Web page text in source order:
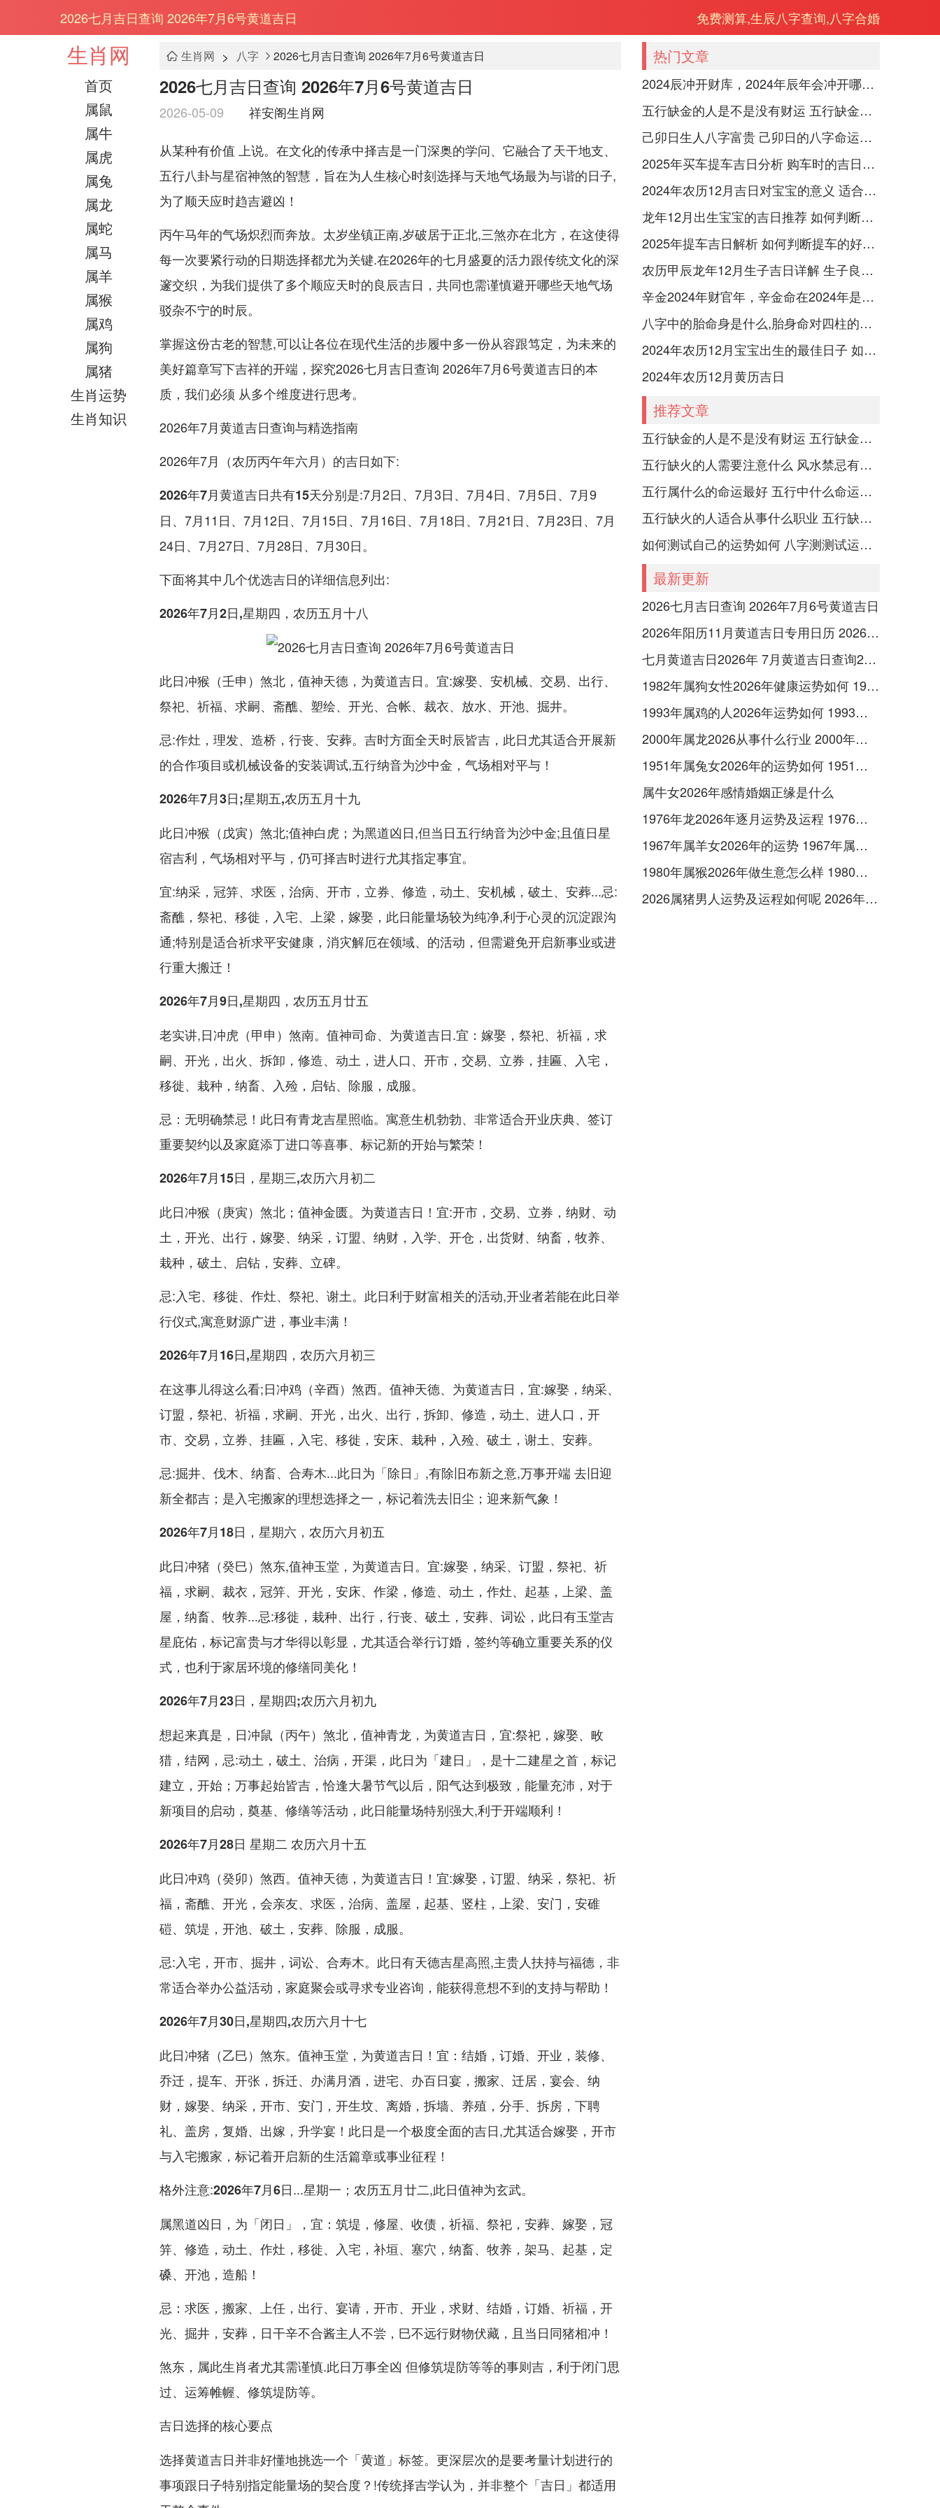
2026七月吉日查询 2026年7月6号黄道吉日 免费测算,生辰八字查询,八字合婚
生肖网
首页
属鼠
属牛
属虎
属兔
属龙
属蛇
属马
属羊
属猴
属鸡
属狗
属猪
生肖运势
生肖知识
生肖网 > 八字 2026七月吉日查询 2026年7月6号黄道吉日
2026七月吉日查询 2026年7月6号黄道吉日
2026-05-09 祥安阁生肖网
从某种有价值 上说。在文化的传承中择吉是一门深奥的学问、它融合了天干地支、
五行八卦与星宿神煞的智慧，旨在为人生核心时刻选择与天地气场最为与谐的日子,
为了顺天应时趋吉避凶！
丙午马年的气场炽烈而奔放。太岁坐镇正南,岁破居于正北,三煞亦在北方，在这使得
每一次要紧行动的日期选择都尤为关键.在2026年的七月盛夏的活力跟传统文化的深
邃交织，为我们提供了多个顺应天时的良辰吉日，共同也需谨慎避开哪些天地气场
驳杂不宁的时辰。
掌握这份古老的智慧,可以让各位在现代生活的步履中多一份从容跟笃定，为未来的
美好篇章写下吉祥的开端，探究2026七月吉日查询 2026年7月6号黄道吉日的本
质，我们必须 从多个维度进行思考。
2026年7月黄道吉日查询与精选指南
2026年7月（农历丙午年六月）的吉日如下:
2026年7月黄道吉日共有15天分别是:7月2日、7月3日、7月4日、7月5日、7月9
日、7月11日、7月12日、7月15日、7月16日、7月18日、7月21日、7月23日、7月
24日、7月27日、7月28日、7月30日。
下面将其中几个优选吉日的详细信息列出:
2026年7月2日,星期四，农历五月十八
此日冲猴（壬申）煞北，值神天德，为黄道吉日。宜:嫁娶、安机械、交易、出行、
祭祀、祈福、求嗣、斋醮、塑绘、开光、合帐、裁衣、放水、开池、掘井。
忌:作灶，理发、造桥，行丧、安葬。吉时方面全天时辰皆吉，此日尤其适合开展新
的合作项目或机械设备的安装调试,五行纳音为沙中金，气场相对平与！
2026年7月3日;星期五,农历五月十九
此日冲猴（戊寅）煞北;值神白虎；为黑道凶日,但当日五行纳音为沙中金;且值日星
宿吉利，气场相对平与，仍可择吉时进行尤其指定事宜。
宜:纳采，冠笄、求医，治病、开市，立券、修造，动土、安机械，破土、安葬...忌:
斋醮，祭祀、移徙，入宅、上梁，嫁娶，此日能量场较为纯净,利于心灵的沉淀跟沟
通;特别是适合祈求平安健康，消灾解厄在领域、的活动，但需避免开启新事业或进
行重大搬迁！
2026年7月9日,星期四，农历五月廿五
老实讲,日冲虎（甲申）煞南。值神司命、为黄道吉日.宜：嫁娶，祭祀、祈福，求
嗣、开光，出火、拆卸，修造、动土，进人口、开市，交易、立券，挂匾、入宅，
移徙、栽种，纳畜、入殓，启钻、除服，成服。
忌：无明确禁忌！此日有青龙吉星照临。寓意生机勃勃、非常适合开业庆典、签订
重要契约以及家庭添丁进口等喜事、标记新的开始与繁荣！
2026年7月15日，星期三,农历六月初二
此日冲猴（庚寅）煞北；值神金匮。为黄道吉日！宜:开市，交易、立券，纳财、动
土，开光、出行，嫁娶、纳采，订盟、纳财，入学、开仓，出货财、纳畜，牧养、
栽种，破土、启钻，安葬、立碑。
忌:入宅、移徙、作灶、祭祀、谢土。此日利于财富相关的活动,开业者若能在此日举
行仪式,寓意财源广进，事业丰满！
2026年7月16日,星期四，农历六月初三
在这事儿得这么看;日冲鸡（辛酉）煞西。值神天德、为黄道吉日，宜:嫁娶，纳采、
订盟，祭祀、祈福，求嗣、开光，出火、出行，拆卸、修造，动土、进人口，开
市、交易，立券、挂匾，入宅、移徙，安床、栽种，入殓、破土，谢土、安葬。
忌:掘井、伐木、纳畜、合寿木...此日为「除日」,有除旧布新之意,万事开端 去旧迎
新全都吉；是入宅搬家的理想选择之一，标记着洗去旧尘；迎来新气象！
2026年7月18日，星期六，农历六月初五
此日冲猪（癸巳）煞东,值神玉堂，为黄道吉日。宜:嫁娶，纳采、订盟，祭祀、祈
福，求嗣、裁衣，冠笄、开光，安床、作梁，修造、动土，作灶、起基，上梁、盖
屋，纳畜、牧养...忌:移徙，栽种、出行，行丧、破土，安葬、词讼，此日有玉堂吉
星庇佑，标记富贵与才华得以彰显，尤其适合举行订婚，签约等确立重要关系的仪
式，也利于家居环境的修缮同美化！
2026年7月23日，星期四;农历六月初九
想起来真是，日冲鼠（丙午）煞北，值神青龙，为黄道吉日，宜:祭祀，嫁娶、畋
猎，结网，忌:动土，破土、治病，开渠，此日为「建日」，是十二建星之首，标记
建立，开始；万事起始皆吉，恰逢大暑节气以后，阳气达到极致，能量充沛，对于
新项目的启动，奠基、修缮等活动，此日能量场特别强大,利于开端顺利！
2026年7月28日 星期二 农历六月十五
此日冲鸡（癸卯）煞西。值神天德，为黄道吉日！宜:嫁娶，订盟、纳采，祭祀、祈
福，斋醮、开光，会亲友、求医，治病、盖屋，起基、竖柱，上梁、安门，安碓
磑、筑堤，开池、破土，安葬、除服，成服。
忌:入宅，开市、掘井，词讼、合寿木。此日有天德吉星高照,主贵人扶持与福德，非
常适合举办公益活动，家庭聚会或寻求专业咨询，能获得意想不到的支持与帮助！
2026年7月30日,星期四,农历六月十七
此日冲猪（乙巳）煞东。值神玉堂，为黄道吉日！宜：结婚，订婚、开业，装修、
乔迁，提车、开张，拆迁、办满月酒，进宅、办百日宴，搬家、迁居，宴会、纳
财，嫁娶、纳采，开市、安门，开生坟、离婚，拆墙、养殖，分手、拆房，下聘
礼、盖房，复婚、出嫁，升学宴！此日是一个极度全面的吉日,尤其适合嫁娶，开市
与入宅搬家，标记着开启新的生活篇章或事业征程！
格外注意:2026年7月6日...星期一；农历五月廿二,此日值神为玄武。
属黑道凶日，为「闭日」，宜：筑堤，修屋、收债，祈福、祭祀，安葬、嫁娶，冠
笄、修造，动土、作灶，移徙、入宅，补垣、塞穴，纳畜、牧养，架马、起基，定
磉、开池，造船！
忌：求医，搬家、上任，出行、宴请，开市、开业，求财、结婚，订婚、祈福，开
光、掘井，安葬，日干辛不合酱主人不尝，巳不远行财物伏藏，且当日同猪相冲！
煞东，属此生肖者尤其需谨慎.此日万事全凶 但修筑堤防等等的事则吉，利于闭门思
过、运筹帷幄、修筑堤防等。
吉日选择的核心要点
选择黄道吉日并非好懂地挑选一个「黄道」标签。更深层次的是要考量计划进行的
事项跟日子特别指定能量场的契合度？!传统择吉学认为，并非整个「吉日」都适用
热门文章
2024辰冲开财库，2024年辰年会冲开哪些人的财库
五行缺金的人是不是没有财运 五行缺金的人命运好不好
己卯日生人八字富贵 己卯日的八字命运如何
2025年买车提车吉日分析 购车时的吉日与禁忌
2024年农历12月吉日对宝宝的意义 适合龙年宝宝出生的日子有哪些
龙年12月出生宝宝的吉日推荐 如何判断吉日是否适合宝宝
2025年提车吉日解析 如何判断提车的好日子
农历甲辰龙年12月生子吉日详解 生子良辰的影响因素
辛金2024年财官年，辛金命在2024年是财官年还是财印年
八字中的胎命身是什么,胎身命对四柱的影响
2024年农历12月宝宝出生的最佳日子 如何挑选适合的吉日
2024年农历12月黄历吉日
推荐文章
五行缺金的人是不是没有财运 五行缺金的人命运好不好
五行缺火的人需要注意什么 风水禁忌有哪些
五行属什么的命运最好 五行中什么命运势旺盛
五行缺火的人适合从事什么职业 五行缺火的人适合从事的职业有哪些
如何测试自己的运势如何 八字测测试运运程
最新更新
2026七月吉日查询 2026年7月6号黄道吉日
2026年阳历11月黄道吉日专用日历 2026年11月26号黄历
七月黄道吉日2026年 7月黄道吉日查询2026年
1982年属狗女性2026年健康运势如何 1982年属狗女后半生婚姻
1993年属鸡的人2026年运势如何 1993年属鸡的命运男
2000年属龙2026从事什么行业 2000年属龙2026年运势及运程
1951年属兔女2026年的运势如何 1951年属兔女2026年健康
属牛女2026年感情婚姻正缘是什么
1976年龙2026年逐月运势及运程 1976年龙2026年运势及运程
1967年属羊女2026年的运势 1967年属羊女2026年运势及运程
1980年属猴2026年做生意怎么样 1980年属猴2026年运势
2026属猪男人运势及运程如何呢 2026年属猪人的全年运势男性